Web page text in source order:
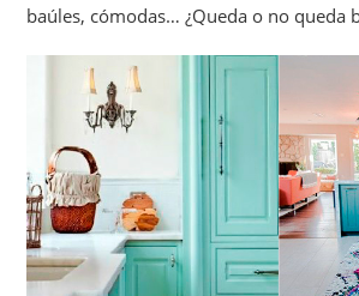
baúles, cómodas… ¿Queda o no queda